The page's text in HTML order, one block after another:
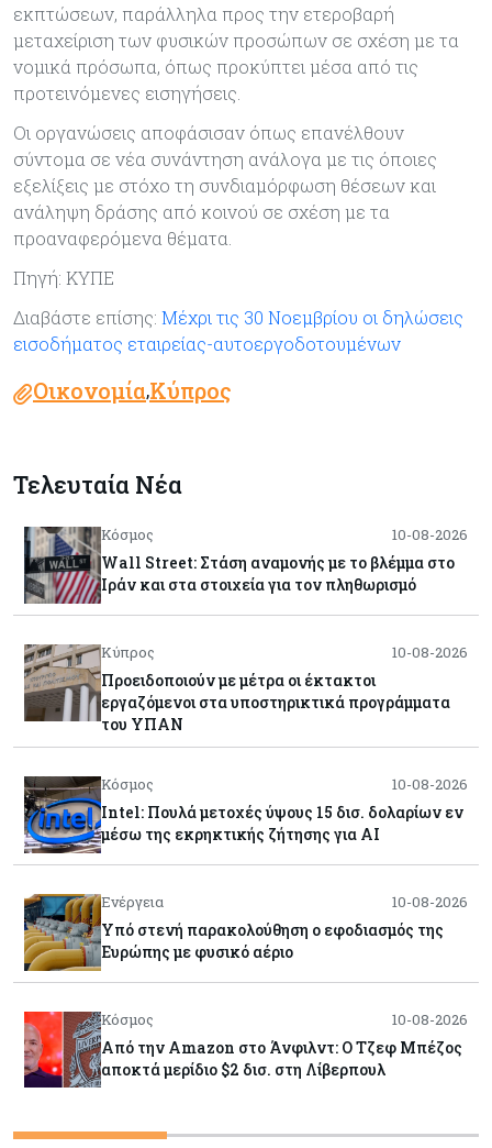
εκπτώσεων, παράλληλα προς την ετεροβαρή
μεταχείριση των φυσικών προσώπων σε σχέση με τα
νομικά πρόσωπα, όπως προκύπτει μέσα από τις
προτεινόμενες εισηγήσεις.
Οι οργανώσεις αποφάσισαν όπως επανέλθουν
σύντομα σε νέα συνάντηση ανάλογα με τις όποιες
εξελίξεις με στόχο τη συνδιαμόρφωση θέσεων και
ανάληψη δράσης από κοινού σε σχέση με τα
προαναφερόμενα θέματα.
Πηγή: ΚΥΠΕ
Διαβάστε επίσης: Μέχρι τις 30 Νοεμβρίου οι δηλώσεις
εισοδήματος εταιρείας-αυτοεργοδοτουμένων
Οικονομία,Κύπρος
Τελευταία Νέα
Κόσμος 10-08-2026
Wall Street: Στάση αναμονής με το βλέμμα στο
Ιράν και στα στοιχεία για τον πληθωρισμό
Κύπρος 10-08-2026
Προειδοποιούν με μέτρα οι έκτακτοι
εργαζόμενοι στα υποστηρικτικά προγράμματα
του ΥΠΑΝ
Κόσμος 10-08-2026
Intel: Πουλά μετοχές ύψους 15 δισ. δολαρίων εν
μέσω της εκρηκτικής ζήτησης για AI
Ενέργεια 10-08-2026
Υπό στενή παρακολούθηση ο εφοδιασμός της
Ευρώπης με φυσικό αέριο
Κόσμος 10-08-2026
Από την Amazon στο Άνφιλντ: Ο Τζεφ Μπέζος
αποκτά μερίδιο $2 δισ. στη Λίβερπουλ
Ενέργεια 10-08-2026